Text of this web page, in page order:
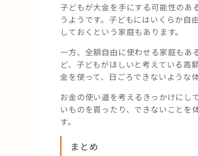
子どもが大金を手にする可能性のあ
うようです。子どもにはいくらか自
しておくという家庭もあります。
一方、全額自由に使わせる家庭もあ
ど、子どもがほしいと考えている高
金を使って、日ごろできないような
お金の使い道を考えるきっかけにし
いものを買ったり、できないことを
す。
まとめ